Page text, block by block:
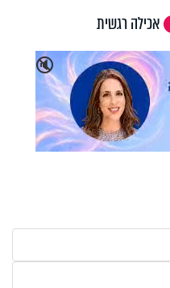
אכילה רגשית
🔇